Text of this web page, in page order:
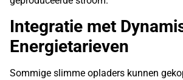
Integratie met
Energietarieven
Sommige slimme opladers kunnen